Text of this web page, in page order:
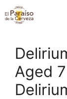
Saltar
al
Aged